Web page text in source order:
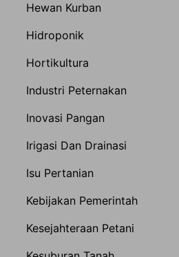
Hewan Kurban
Hidroponik
Hortikultura
Industri Peternakan
Inovasi Pangan
Irigasi Dan Drainasi
Isu Pertanian
Kebijakan Pemerintah
Kesejahteraan Petani